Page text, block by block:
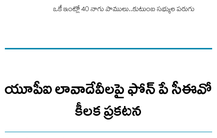
ఒకే ఇంట్లో 40 నాగు పాములు..కుటుంబ సభ్యుల పరుగు
యూపీఐ లావాదేవీలపై ఫోన్ పే సీఈవో
కీలక ప్రకటన